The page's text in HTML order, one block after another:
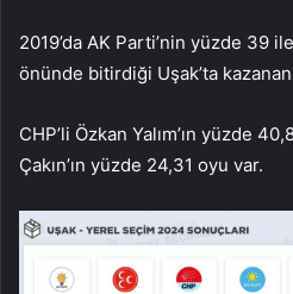
2019’da AK Parti’nin yüzde 39
önünde bitirdiği Uşak’ta
CHP’li Özkan Yalım’ın yüzde
Çakın’ın yüzde 24,31 oyu var.